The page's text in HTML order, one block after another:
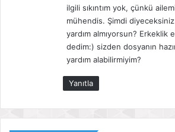
ilgili sıkıntım yok, çünkü
mühendis. Şimdi
yardım almıyorsun? Erkeklik
dedim:) sizden dosyanın
yardım alabilirmiyim?
Yanıtla